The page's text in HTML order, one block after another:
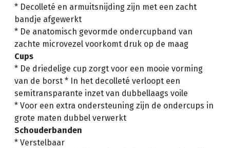
* Decolleté en armuitsnijding zijn met een zacht
bandje afgewerkt
* De anatomisch gevormde ondercupband van
zachte microvezel voorkomt druk op de maag
Cups
* De driedelige cup zorgt voor een mooie vorming
van de borst * In het decolleté verloopt een
semitransparante inzet van dubbellaags voile
* Voor een extra ondersteuning zijn de ondercups in
grote maten dubbel verwerkt
Schouderbanden
* Verstelbaar